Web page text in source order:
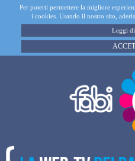
Per poterti permettere la migliore
i cookies. Usando il nostro sito,
Leggi